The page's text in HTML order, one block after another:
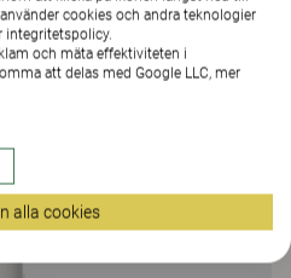
cookies och andra teknologier
integritetspolicy.
och mäta effektiviteten i
att delas med Google LLC, mer
alla cookies